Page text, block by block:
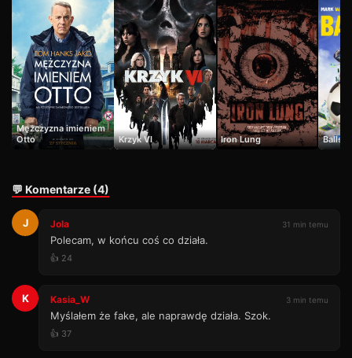
Mężczyzna imieniem
Otto
Krzyk VI Iron Lung Balls
💬 Komentarze (4)
J Jola 31 min temu
Polecam, w końcu coś co działa.
👍 24
K Kasia_W 3 min temu
Myślałem że fake, ale naprawdę działa. Szok.
👍 37